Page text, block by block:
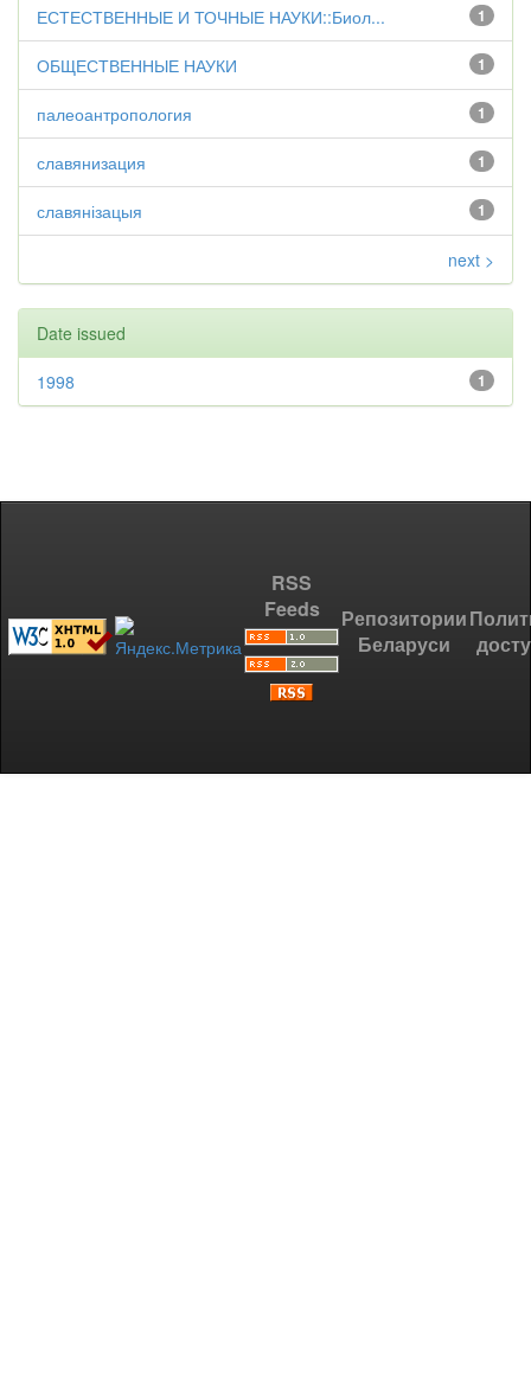
1
ЕСТЕСТВЕННЫЕ И ТОЧНЫЕ НАУКИ::Биол...
1
ОБЩЕСТВЕННЫЕ НАУКИ
1
палеоантропология
1
славянизация
1
славянізацыя
next >
Date issued
1
1998
RSS
Feeds
Репозитории
Беларуси